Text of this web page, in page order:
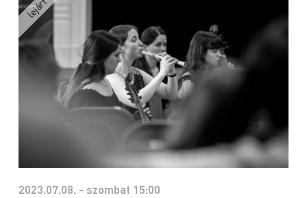
2023.07.08. - szombat 15:00